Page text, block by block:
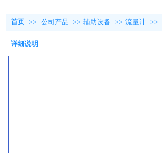
首页 >> 公司产品 >> 辅助设备 >> 流量计 >>
详细说明